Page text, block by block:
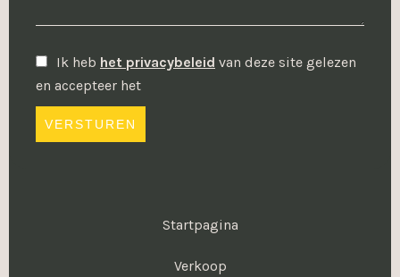
Ik heb het privacybeleid van deze site gelezen
en accepteer het
VERSTUREN
Startpagina
Verkoop